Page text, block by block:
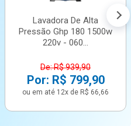
Lavadora De Alta
Pressão Ghp 180 1500w
220v - 060...
De: R$ 939,90
Por: R$ 799,90
ou em até 12x de R$ 66,66